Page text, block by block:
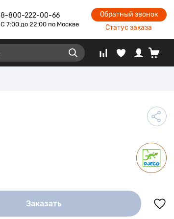
8-800-222-00-66
С 7:00 до 22:00 по Москве
Обратный звонок
Статус заказа
Заказать